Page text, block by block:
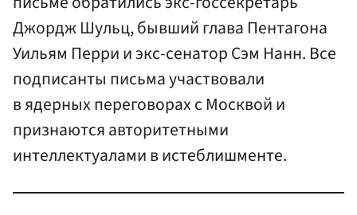
Джордж Шульц, бывший глава Пентагона
Уильям Перри и экс-сенатор Сэм Нанн. Все
подписанты письма участвовали
в ядерных переговорах с Москвой и
признаются авторитетными
интеллектуалами в истеблишменте.